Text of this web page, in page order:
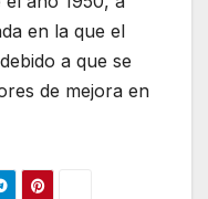
en la que el
a que se
de mejora en